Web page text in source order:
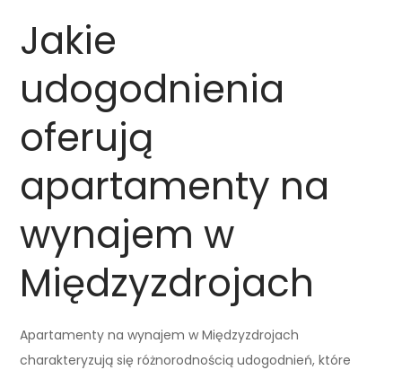
Jakie
udogodnienia
oferują
apartamenty na
wynajem w
Międzyzdrojach
Apartamenty na wynajem w Międzyzdrojach
charakteryzują się różnorodnością udogodnień, które